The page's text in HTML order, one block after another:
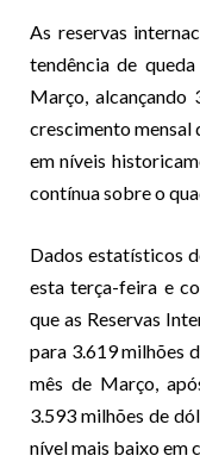
As reservas
tendência de
Março, alcançando
crescimento mensal
em níveis
contínua sobre o
Dados estatísticos
esta terça-feira e
que as Reservas
para 3.619 milhões
mês de Março,
3.593 milhões de
nível mais baixo em